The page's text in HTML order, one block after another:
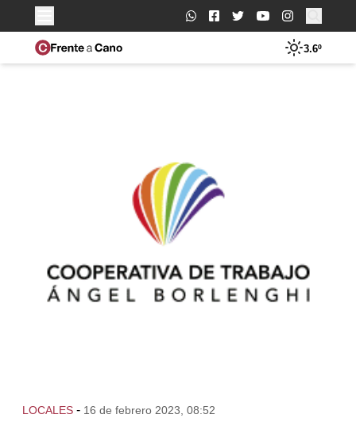
Buscar:
3.6º
LOCALES - 16 de febrero 2023, 08:52